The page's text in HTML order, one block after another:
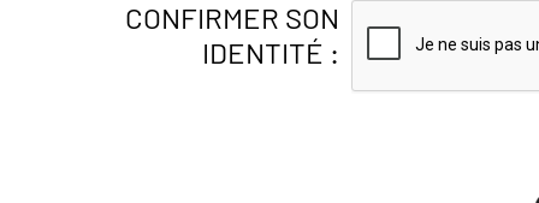
CONFIRMER SON
IDENTITÉ :